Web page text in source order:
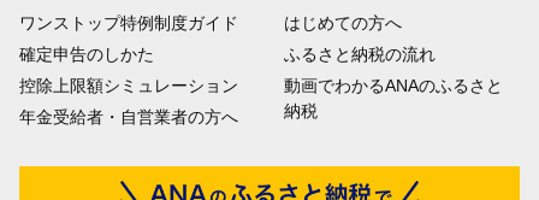
ワンストップ特例制度ガイド
確定申告のしかた
控除上限額シミュレーション
年金受給者・自営業者の方へ
はじめての方へ
ふるさと納税の流れ
動画でわかるANAのふるさと
納税